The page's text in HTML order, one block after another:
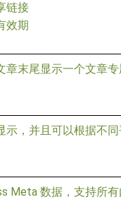
链接
效期
章末尾显示一个文章
示，并且可以根据不
Meta 数据，支持所